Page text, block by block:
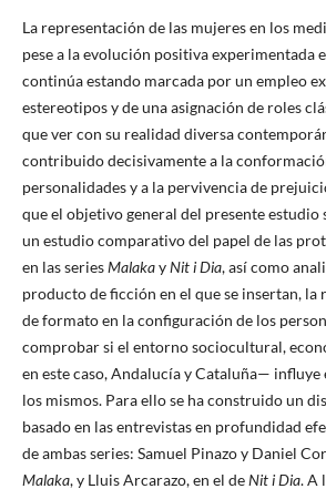
La representación de las mujeres en los
pese a la evolución positiva experimentada
continúa estando marcada por un empleo
estereotipos y de una asignación de roles
que ver con su realidad diversa
contribuido decisivamente a la
personalidades y a la pervivencia de
que el objetivo general del presente estudio
un estudio comparativo del papel de las
en las seriesMalakayNit i Dia, así como
producto de ficción en el que se insertan,
de formato en la configuración de los
comprobar si el entorno sociocultural,
en este caso, Andalucía y Cataluña—
los mismos. Para ello se ha construido un
basado en las entrevistas en profundidad
de ambas series: Samuel Pinazo y Daniel
Malaka, y Lluis Arcarazo, en el deNit i Dia. A